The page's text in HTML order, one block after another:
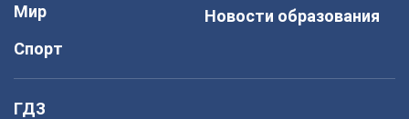
Мир
Спорт
Новости образования
ГДЗ